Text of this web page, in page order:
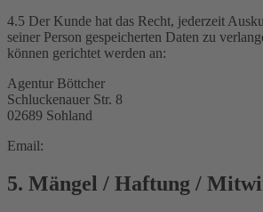
4.5 Der Kunde hat das Recht, jederzeit
seiner Person gespeicherten Daten zu
können gerichtet werden an:
Agentur Böttcher
Schluckenauer Str. 8
02689 Sohland
Email:
5. Mängel / Haftung /